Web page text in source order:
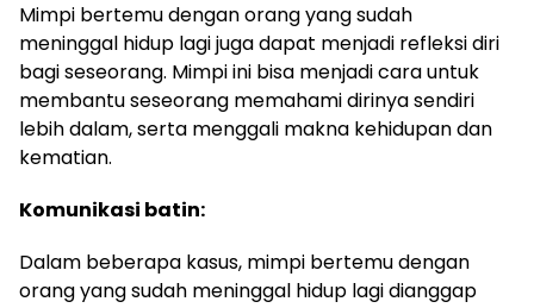
Mimpi bertemu dengan orang yang sudah
meninggal hidup lagi juga dapat menjadi refleksi diri
bagi seseorang. Mimpi ini bisa menjadi cara untuk
membantu seseorang memahami dirinya sendiri
lebih dalam, serta menggali makna kehidupan dan
kematian.
Komunikasi batin:
Dalam beberapa kasus, mimpi bertemu dengan
orang yang sudah meninggal hidup lagi dianggap